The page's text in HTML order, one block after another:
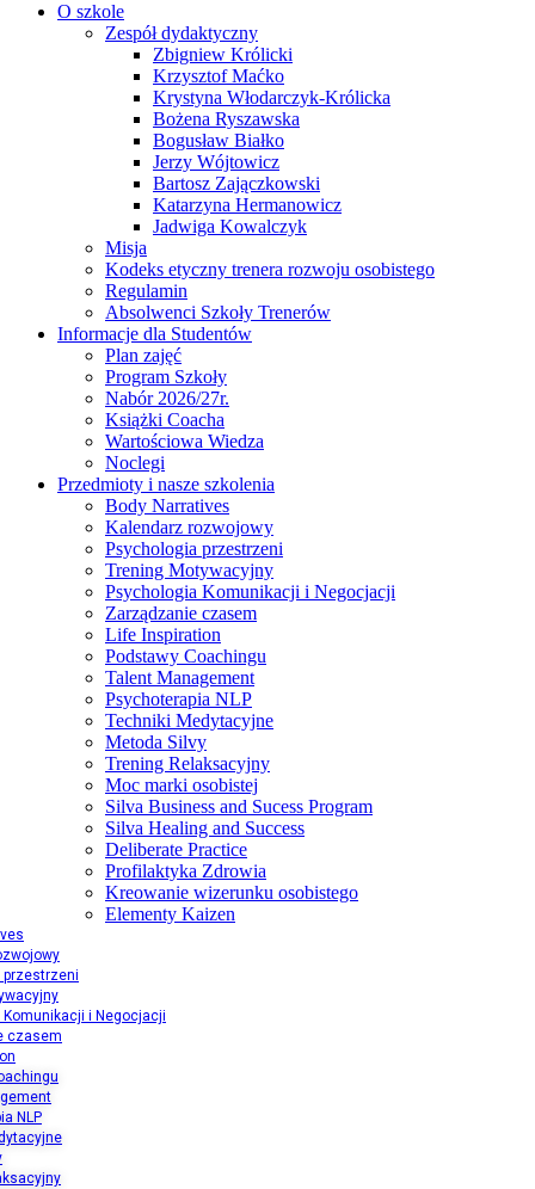
O szkole
Zespół dydaktyczny
Zbigniew Królicki
Krzysztof Maćko
Krystyna Włodarczyk-Królicka
Bożena Ryszawska
Bogusław Białko
Jerzy Wójtowicz
Bartosz Zajączkowski
Katarzyna Hermanowicz
Jadwiga Kowalczyk
Misja
Kodeks etyczny trenera rozwoju osobistego
Regulamin
Absolwenci Szkoły Trenerów
Informacje dla Studentów
Plan zajęć
Program Szkoły
Nabór 2026/27r.
Książki Coacha
Wartościowa Wiedza
Noclegi
Przedmioty i nasze szkolenia
Body Narratives
Kalendarz rozwojowy
Psychologia przestrzeni
Trening Motywacyjny
Psychologia Komunikacji i Negocjacji
Zarządzanie czasem
Life Inspiration
Podstawy Coachingu
Talent Management
Psychoterapia NLP
Techniki Medytacyjne
Metoda Silvy
Trening Relaksacyjny
Moc marki osobistej
Silva Business and Sucess Program
Silva Healing and Success
Deliberate Practice
Profilaktyka Zdrowia
Kreowanie wizerunku osobistego
Elementy Kaizen
przestrzeni
i Negocjacji
czasem
NLP